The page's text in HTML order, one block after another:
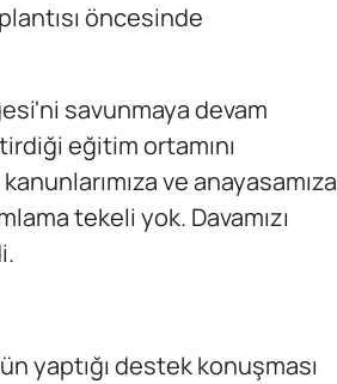
öncesinde
savunmaya devam
eğitim ortamını
ve anayasamıza
tekeli yok. Davamızı
yaptığı destek konuşması